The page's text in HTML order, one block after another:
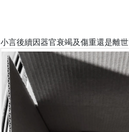
小言後續因器官衰竭及傷重還是離世